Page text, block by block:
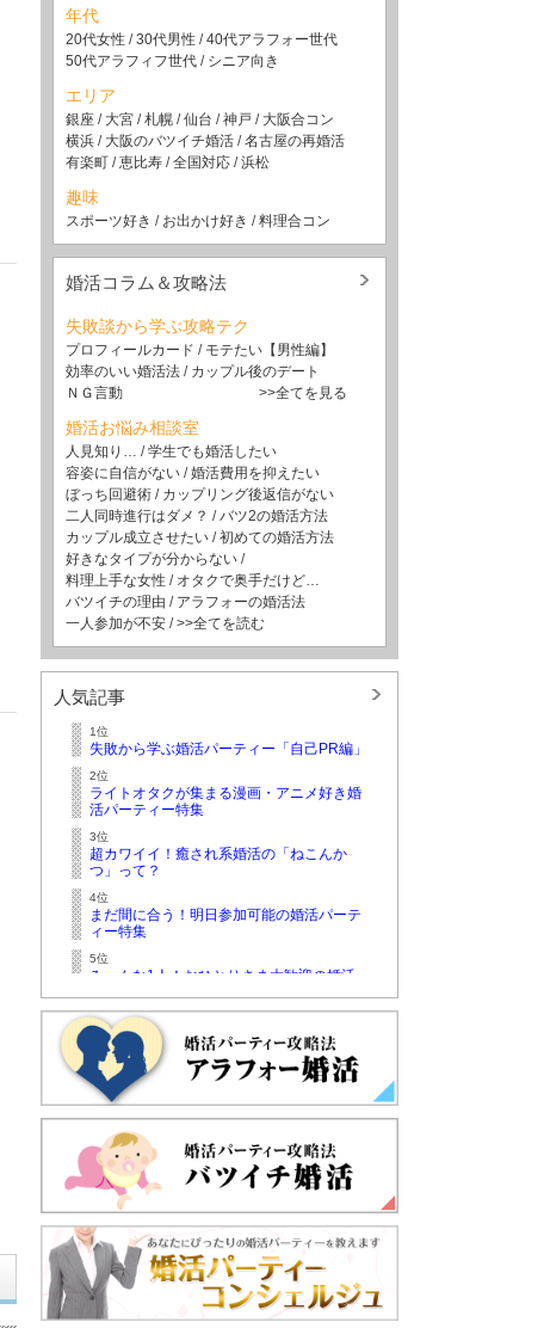
年代
20代女性 /30代男性 /40代アラフォー世代
50代アラフィフ世代 / シニア向き
エリア
銀座 / 大宮 /札幌 /仙台 /神戸 / 大阪合コン
横浜 / 大阪のバツイチ婚活 /名古屋の再婚活
有楽町 /恵比寿 /全国対応 /浜松
趣味
スポーツ好き / お出かけ好き /料理合コン
婚活コラム＆攻略法
失敗談から学ぶ攻略テク
プロフィールカード / モテたい【男性編】
効率のいい婚活法 / カップル後のデート
ＮＧ言動
>>全てを見る
婚活お悩み相談室
人見知り… /学生でも婚活したい
容姿に自信がない /婚活費用を抑えたい
ぼっち回避術 / カップリング後返信がない
二人同時進行はダメ？ /バツ2の婚活方法
カップル成立させたい /初めての婚活方法
好きなタイプが分からない /
料理上手な女性 / オタクで奥手だけど…
バツイチの理由 / アラフォーの婚活法
一人参加が不安 />>全てを読む
人気記事
1位
失敗から学ぶ婚活パーティー「自己PR編」
2位
ライトオタクが集まる漫画・アニメ好き婚
活パーティー特集
3位
超カワイイ！癒され系婚活の「ねこんか
つ」って？
4位
まだ間に合う！明日参加可能の婚活パーテ
ィー特集
5位
みーんな1人！おひとりさま大歓迎の婚活